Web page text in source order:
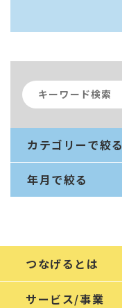
カテゴリーで絞る
年月で絞る
つなげるとは
サービス/事業